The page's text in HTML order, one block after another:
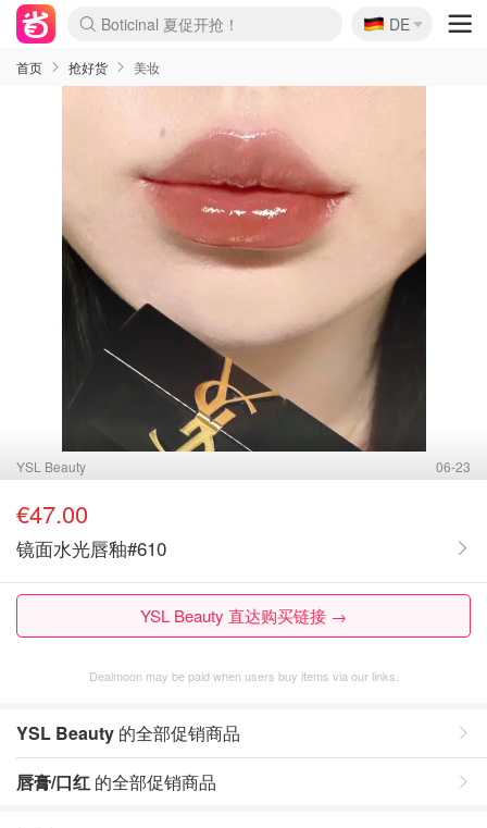
Boticinal 夏促开抢！
4折！lulu周四疯狂上新
还没结束！&OtherStories大促
Joybuy变相75折 随时失效
速领！Stanley独家85折
疑似霸哥！Camper额外叠85折
Zalando 奥莱闪促！每日更新
Moncler反季囤！5折起+叠9折
Coach Brooklyn仅€192
🇩🇪
DE
首页 抢好货 美妆
YSL Beauty 06-23
€47.00
镜面水光唇釉#610
YSL Beauty 直达购买链接 →
Dealmoon may be paid when users buy items via our links.
YSL Beauty 的全部促销商品
唇膏/口红 的全部促销商品